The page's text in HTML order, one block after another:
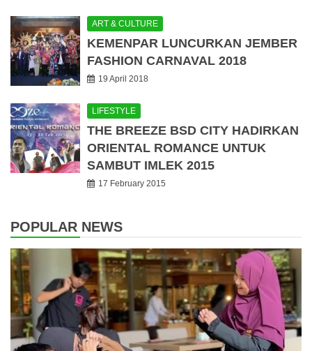
ART & CULTURE
KEMENPAR LUNCURKAN JEMBER
FASHION CARNAVAL 2018
19 April 2018
LIFESTYLE
THE BREEZE BSD CITY HADIRKAN
ORIENTAL ROMANCE UNTUK
SAMBUT IMLEK 2015
17 February 2015
POPULAR NEWS